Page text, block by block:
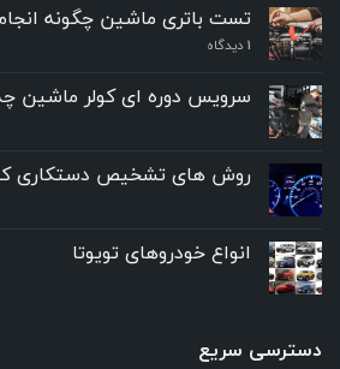
تست باتری ماشین چگونه
۱ دیدگاه
سرویس دوره ای کولر ماشین
روش های تشخیص دستکاری
انواع خودروهای تویوتا
دسترسی سریع